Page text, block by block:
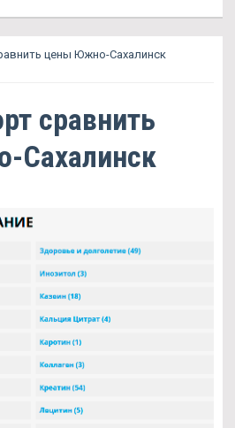
цены Южно-Сахалинск
сравнить
Сахалинск